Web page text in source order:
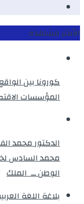
الأكثر مشاهدة
كورونا بين
المؤسسات
الدكتور محمد
محمد السادس
الوطن ــ الملك
بلاغة اللغة